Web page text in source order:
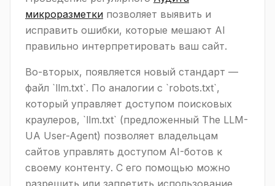
микроразметки позволяет выявить и
исправить ошибки, которые мешают AI
правильно интерпретировать ваш сайт.
Во-вторых, появляется новый стандарт —
файл `llm.txt`. По аналогии с `robots.txt`,
который управляет доступом поисковых
краулеров, `llm.txt` (предложенный The LLM-
UA User-Agent) позволяет владельцам
сайтов управлять доступом AI-ботов к
своему контенту. С его помощью можно
разрешить или запретить использование